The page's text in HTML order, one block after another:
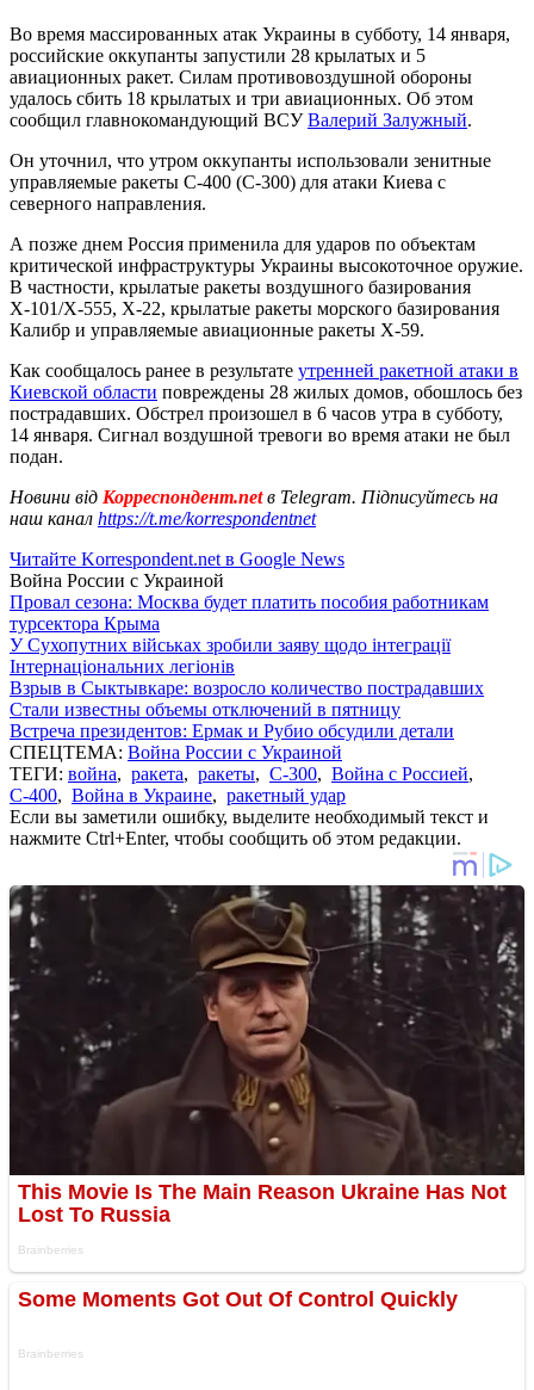
Во время массированных атак Украины в субботу, 14 января,
российские оккупанты запустили 28 крылатых и 5
авиационных ракет. Силам противовоздушной обороны
удалось сбить 18 крылатых и три авиационных. Об этом
сообщил главнокомандующий ВСУВалерий Залужный.
Он уточнил, что утром оккупанты использовали зенитные
управляемые ракеты С-400 (С-300) для атаки Киева с
северного направления.
А позже днем Россия применила для ударов по объектам
критической инфраструктуры Украины высокоточное оружие.
В частности, крылатые ракеты воздушного базирования
Х-101/Х-555, Х-22, крылатые ракеты морского базирования
Калибр и управляемые авиационные ракеты Х-59.
Как сообщалось ранее в результате утренней ракетной атаки в
Киевской области повреждены 28 жилых домов, обошлось без
пострадавших. Обстрел произошел в 6 часов утра в субботу,
14 января. Сигнал воздушной тревоги во время атаки не был
подан.
Новини від Корреспондент.netв Telegram. Підписуйтесь на
наш канал https://t.me/korrespondentnet
Читайте Korrespondent.net в Google News
Война России с Украиной
Провал сезона: Москва будет платить пособия работникам
турсектора Крыма
У Сухопутних військах зробили заяву щодо інтеграції
Інтернаціональних легіонів
Взрыв в Сыктывкаре: возросло количество пострадавших
Стали известны объемы отключений в пятницу
Встреча президентов: Ермак и Рубио обсудили детали
СПЕЦТЕМА: Война России с Украиной
ТЕГИ: война, ракета, ракеты, С-300, Война с Россией,
С-400, Война в Украине, ракетный удар
Если вы заметили ошибку, выделите необходимый текст и
нажмите Ctrl+Enter, чтобы сообщить об этом редакции.